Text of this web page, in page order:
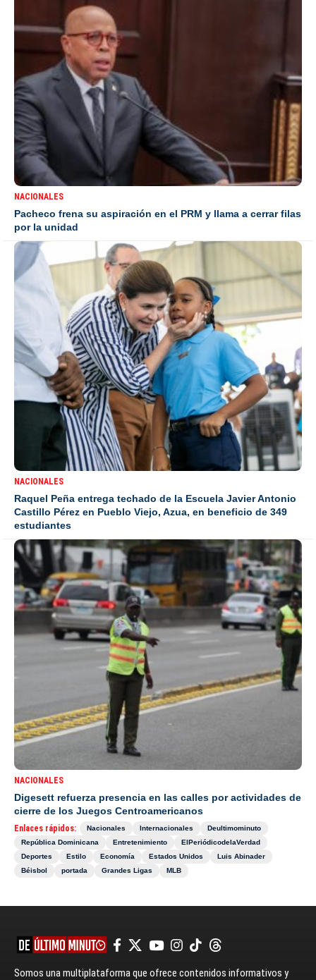
NACIONALES
Pacheco frena su aspiración en el PRM y llama a cerrar filas
por la unidad
NACIONALES
Raquel Peña entrega techado de la Escuela Javier Antonio
Castillo Pérez en Pueblo Viejo, Azua, en beneficio de 349
estudiantes
NACIONALES
Digesett refuerza presencia en las calles por actividades de
cierre de los Juegos Centroamericanos
Enlaces rápidos: Nacionales Internacionales
Deultimominuto
República Dominicana
Entretenimiento
ElPeriódicodelaVerdad
Deportes
Estilo Economía Estados Unidos
Luis Abinader
Béisbol
portada Grandes Ligas MLB
Somos una multiplataforma que ofrece contenidos informativos y